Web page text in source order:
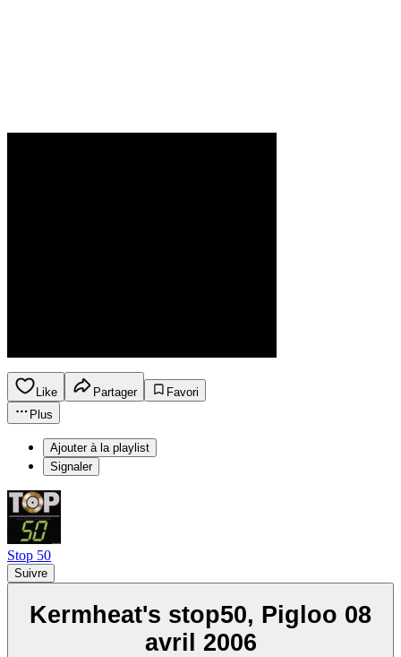
Like Partager
Favori
Plus
Ajouter à la playlist
Signaler
Stop 50
Suivre
Kermheat's stop50, Pigloo 08
avril 2006